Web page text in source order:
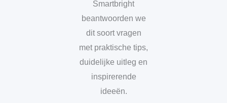
Smartbright
beantwoorden we
dit soort vragen
met praktische tips,
duidelijke uitleg en
inspirerende
ideeën.